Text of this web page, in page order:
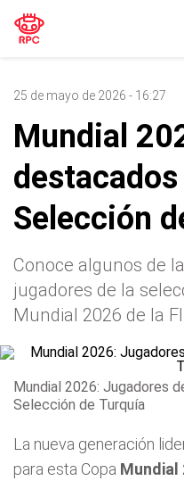
25 de mayo de 2026 - 16:27
Mundial
destacados
Selección
Conoce algunos de
jugadores de la
Mundial 2026 de la
Mundial 2026: Jugadores
Selección de Turquía
La nueva generación
para esta Copa Mundial